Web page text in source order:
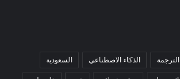
الترجمة الذكاء الاصطناعي السعودية